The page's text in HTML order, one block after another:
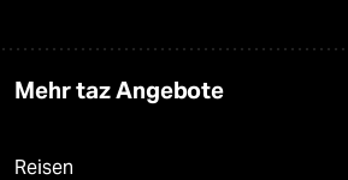
Mehr taz Angebote
Reisen